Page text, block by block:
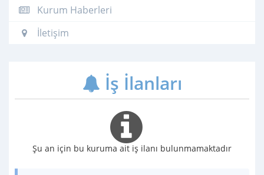
Kurum Haberleri
İletişim
İş İlanları
Şu an için bu kuruma ait iş ilanı bulunmamaktadır